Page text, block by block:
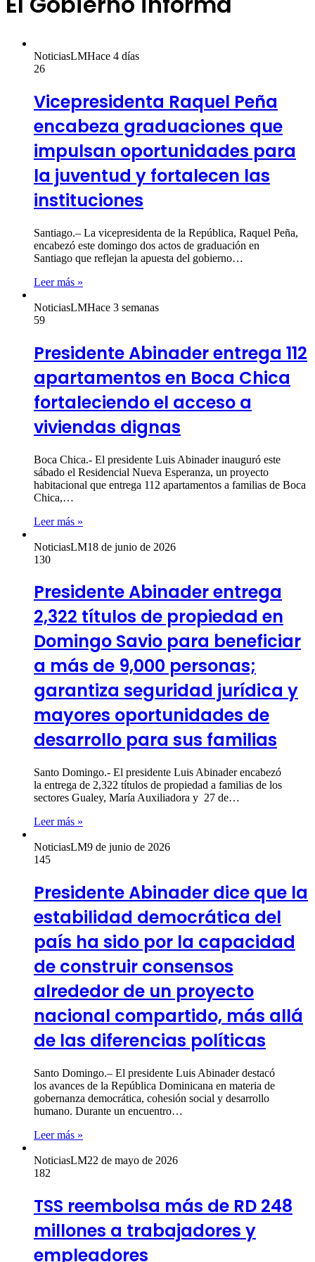
NoticiasLMHace 4 días
26
Vicepresidenta Raquel Peña
encabeza graduaciones que
impulsan oportunidades para
la juventud y fortalecen las
instituciones
Santiago.– La vicepresidenta de la República, Raquel Peña,
encabezó este domingo dos actos de graduación en
Santiago que reflejan la apuesta del gobierno…
Leer más »
NoticiasLMHace 3 semanas
59
Presidente Abinader entrega 112
apartamentos en Boca Chica
fortaleciendo el acceso a
viviendas dignas
Boca Chica.- El presidente Luis Abinader inauguró este
sábado el Residencial Nueva Esperanza, un proyecto
habitacional que entrega 112 apartamentos a familias de Boca
Chica,…
Leer más »
NoticiasLM18 de junio de 2026
130
Presidente Abinader entrega
2,322 títulos de propiedad en
Domingo Savio para beneficiar
a más de 9,000 personas;
garantiza seguridad jurídica y
mayores oportunidades de
desarrollo para sus familias
Santo Domingo.- El presidente Luis Abinader encabezó
la entrega de 2,322 títulos de propiedad a familias de los
sectores Gualey, María Auxiliadora y 27 de…
Leer más »
NoticiasLM9 de junio de 2026
145
Presidente Abinader dice que la
estabilidad democrática del
país ha sido por la capacidad
de construir consensos
alrededor de un proyecto
nacional compartido, más allá
de las diferencias políticas
Santo Domingo.– El presidente Luis Abinader destacó
los avances de la República Dominicana en materia de
gobernanza democrática, cohesión social y desarrollo
humano. Durante un encuentro…
Leer más »
NoticiasLM22 de mayo de 2026
182
TSS reembolsa más de RD 248
millones a trabajadores y
empleadores